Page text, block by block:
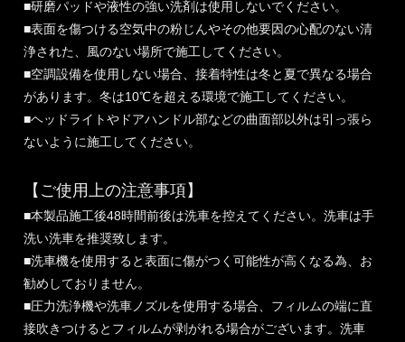
■研磨パッドや液性の強い洗剤は使用しないでください。
■表面を傷つける空気中の粉じんやその他要因の心配のない清
浄された、風のない場所で施工してください。
■空調設備を使用しない場合、接着特性は冬と夏で異なる場合
があります。冬は10℃を超える環境で施工してください。
■ヘッドライトやドアハンドル部などの曲面部以外は引っ張ら
ないように施工してください。
【ご使用上の注意事項】
■本製品施工後48時間前後は洗車を控えてください。洗車は手
洗い洗車を推奨致します。
■洗車機を使用すると表面に傷がつく可能性が高くなる為、お
勧めしておりません。
■圧力洗浄機や洗車ノズルを使用する場合、フィルムの端に直
接吹きつけるとフィルムが剥がれる場合がございます。洗車